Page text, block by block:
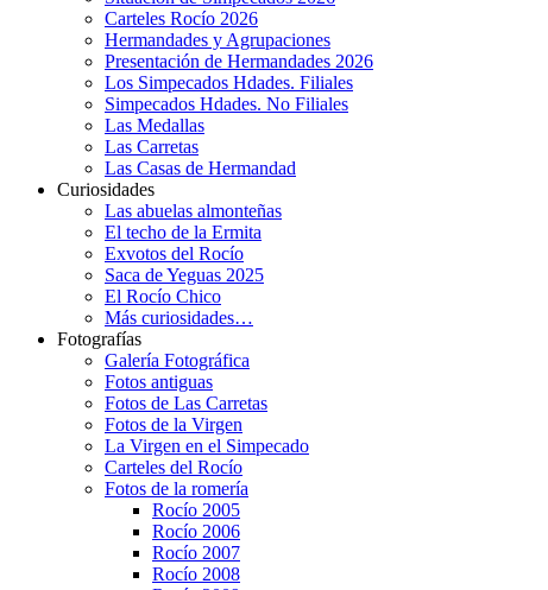
Carteles Rocío 2026
Hermandades y Agrupaciones
Presentación de Hermandades 2026
Los Simpecados Hdades. Filiales
Simpecados Hdades. No Filiales
Las Medallas
Las Carretas
Las Casas de Hermandad
Curiosidades
Las abuelas almonteñas
El techo de la Ermita
Exvotos del Rocío
Saca de Yeguas 2025
El Rocío Chico
Más curiosidades…
Fotografías
Galería Fotográfica
Fotos antiguas
Fotos de Las Carretas
Fotos de la Virgen
La Virgen en el Simpecado
Carteles del Rocío
Fotos de la romería
Rocío 2005
Rocío 2006
Rocío 2007
Rocío 2008